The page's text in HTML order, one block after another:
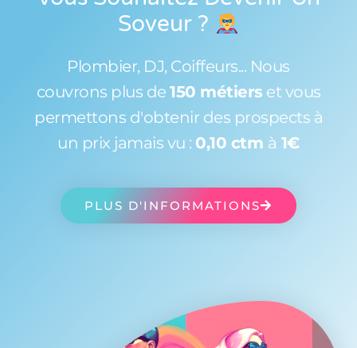
Soveur ?
Plombier, DJ, Coiffeurs... Nous
couvrons plus de 150 métiers et vous
permettons d'obtenir des prospects à
un prix jamais vu : 0,10 ctm à 1€
PLUS D'INFORMATIONS